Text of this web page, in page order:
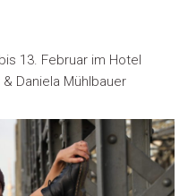
13. Februar im Hotel
Daniela Mühlbauer